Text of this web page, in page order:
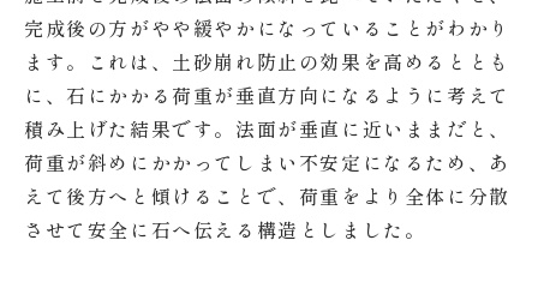
完成後の方がやや緩やかになっていることがわかり
ます。これは、土砂崩れ防止の効果を高めるととも
に、石にかかる荷重が垂直方向になるように考えて
積み上げた結果です。法面が垂直に近いままだと、
荷重が斜めにかかってしまい不安定になるため、あ
えて後方へと傾けることで、荷重をより全体に分散
させて安全に石へ伝える構造としました。